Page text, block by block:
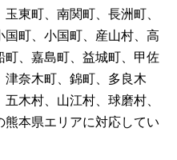
東町、南関町、長洲町、
町、小国町、産山村、高
、嘉島町、益城町、甲佐
奈木町、錦町、多良木
木村、山江村、球磨村、
本県エリアに対応してい